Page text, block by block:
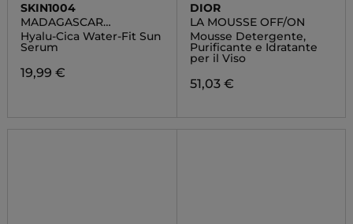
SKIN1004
MADAGASCAR
CENTELLA
Hyalu-Cica Water-Fit Sun
Serum
19,99 €
DIOR
LA MOUSSE OFF/ON
Mousse Detergente,
Purificante e Idratante
per il Viso
51,03 €